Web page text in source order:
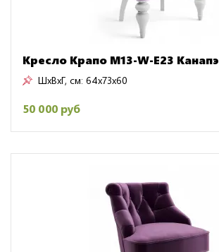
Кресло Крапо M13-W-E23 Канапэ
ШxВxГ, см: 64x73x60
50 000 руб